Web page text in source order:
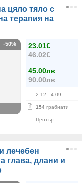
цяло тяло с
терапия на
23.01€
46.02€
45.00лв
90.00лв
2.12 - 4.09
154 грабнати
Център
-50%
лечебен
глава, длани и